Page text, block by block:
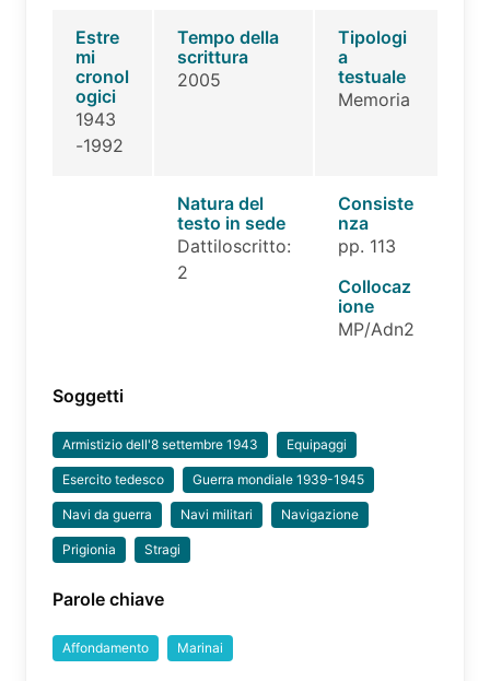
Estre
mi
cronol
ogici
1943
-1992
Tempo della
scrittura
2005
Tipologi
a
testuale
Memoria
Natura del
testo in sede
Dattiloscritto:
2
Consiste
nza
pp. 113
Collocaz
ione
MP/Adn2
Soggetti
Armistizio dell'8 settembre 1943 Equipaggi
Esercito tedesco Guerra mondiale 1939-1945
Navi da guerra Navi militari Navigazione
Prigionia Stragi
Parole chiave
Affondamento Marinai